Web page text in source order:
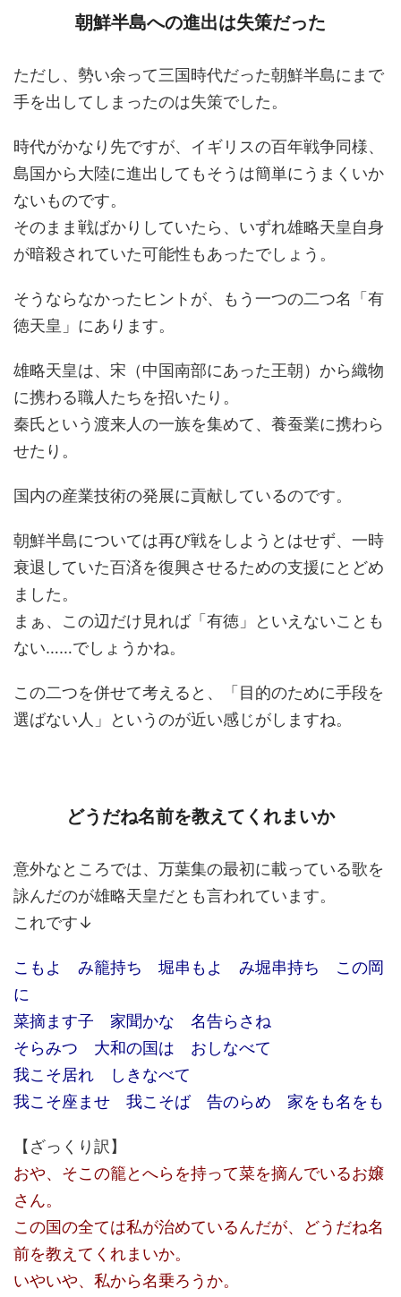
朝鮮半島への進出は失策だった
ただし、勢い余って三国時代だった朝鮮半島にまで
手を出してしまったのは失策でした。
時代がかなり先ですが、イギリスの百年戦争同様、
島国から大陸に進出してもそうは簡単にうまくいか
ないものです。
そのまま戦ばかりしていたら、いずれ雄略天皇自身
が暗殺されていた可能性もあったでしょう。
そうならなかったヒントが、もう一つの二つ名「有
徳天皇」にあります。
雄略天皇は、宋（中国南部にあった王朝）から織物
に携わる職人たちを招いたり。
秦氏という渡来人の一族を集めて、養蚕業に携わら
せたり。
国内の産業技術の発展に貢献しているのです。
朝鮮半島については再び戦をしようとはせず、一時
衰退していた百済を復興させるための支援にとどめ
ました。
まぁ、この辺だけ見れば「有徳」といえないことも
ない……でしょうかね。
この二つを併せて考えると、「目的のために手段を
選ばない人」というのが近い感じがしますね。
どうだね名前を教えてくれまいか
意外なところでは、万葉集の最初に載っている歌を
詠んだのが雄略天皇だとも言われています。
これです↓
こもよ み籠持ち 堀串もよ み堀串持ち この岡
に
菜摘ます子 家聞かな 名告らさね
そらみつ 大和の国は おしなべて
我こそ居れ しきなべて
我こそ座ませ 我こそば 告のらめ 家をも名をも
【ざっくり訳】
おや、そこの籠とへらを持って菜を摘んでいるお嬢
さん。
この国の全ては私が治めているんだが、どうだね名
前を教えてくれまいか。
いやいや、私から名乗ろうか。